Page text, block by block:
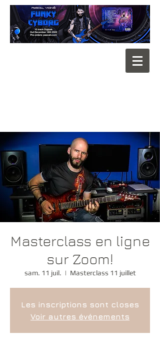
Masterclass en ligne
sur Zoom!
sam. 11 juil.
  |
Masterclass 11 juillet
Les inscriptions sont closes
Voir autres événements